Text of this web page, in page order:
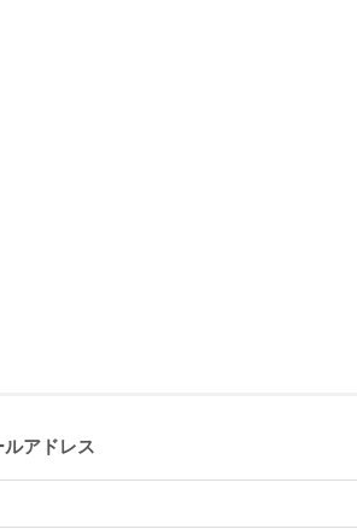
ルアドレス